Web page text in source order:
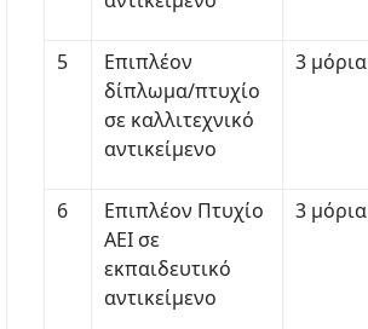
5
Επιπλέον
δίπλωμα/πτυχίο
σε καλλιτεχνικό
αντικείμενο
3 μόρια
6
Επιπλέον Πτυχίο
ΑΕΙ σε
εκπαιδευτικό
αντικείμενο
3 μόρια